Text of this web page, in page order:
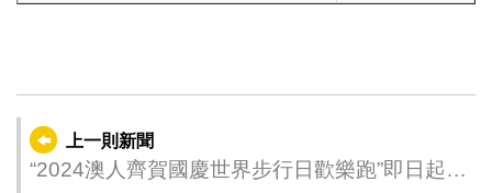
上一則新聞
“2024澳人齊賀國慶世界步行日歡樂跑”即日起接